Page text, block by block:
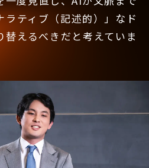
ティブ（記述的）」なド
えるべきだと考えていま